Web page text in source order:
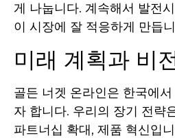
게 나눕니다. 계속해서 발전
이 시장에 잘 적응하게 만듭
미래 계획과 비
골든 너겟 온라인은 한국에
자 합니다. 우리의 장기 전략
파트너십 확대, 제품 혁신입